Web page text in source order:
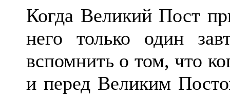
Когда Великий Пост
него только один
вспомнить о том, что
и перед Великим